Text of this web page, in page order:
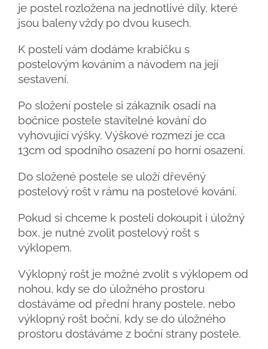
je postel rozložena na jednotlivé díly, které
jsou baleny vždy po dvou kusech.
K posteli vám dodáme krabičku s
postelovým kováním a návodem na její
sestavení.
Po složení postele si zákazník osadí na
bočnice postele stavitelné kování do
vyhovující výšky. Výškové rozmezí je cca
13cm od spodního osazení po horní osazení.
Do složené postele se uloží dřevěný
postelový rošt v rámu na postelové kování.
Pokud si chceme k posteli dokoupit i úložný
box, je nutné zvolit postelový rošt s
výklopem.
Výklopný rošt je možné zvolit s výklopem od
nohou, kdy se do úložného prostoru
dostáváme od přední hrany postele, nebo
výklopný rošt boční, kdy se do úložného
prostoru dostáváme z boční strany postele.